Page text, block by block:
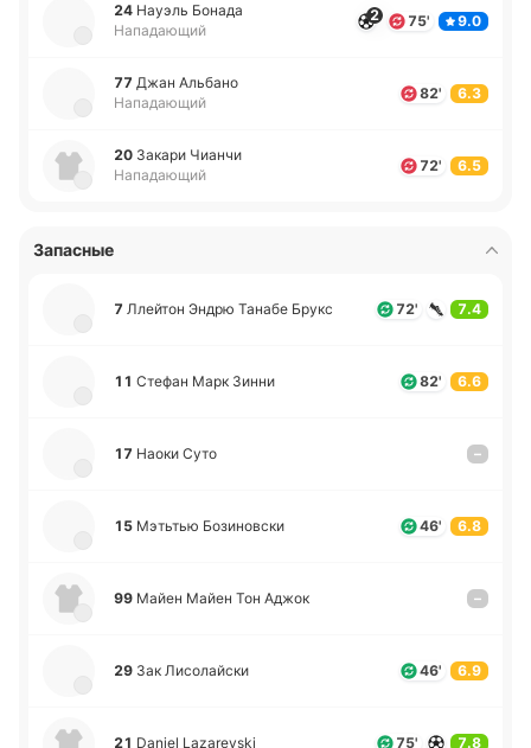
24 Науэль Бонада
Нападающий
2 75' 9.0
77 Джан Альба­но
Нападающий
82' 6.3
20 Закари Чианчи
Нападающий
72' 6.5
Запасные
7 Ллей­тон Эндрю Танабе Брукс 72' 7.4
11 Стефан Марк Зинни 82' 6.6
17 Наоки Суто –
15 Мэ­тьтью Бо­зи­но­вски 46' 6.8
99 Майен Майен Тон Аджок –
29 Зак Ли­со­лай­ски 46' 6.9
21 Daniel Lazarevski 75' 7.8